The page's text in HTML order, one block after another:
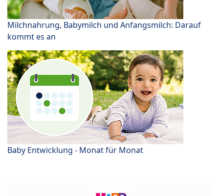
Milchnahrung, Babymilch und Anfangsmilch: Darauf
kommt es an
Baby Entwicklung - Monat für Monat